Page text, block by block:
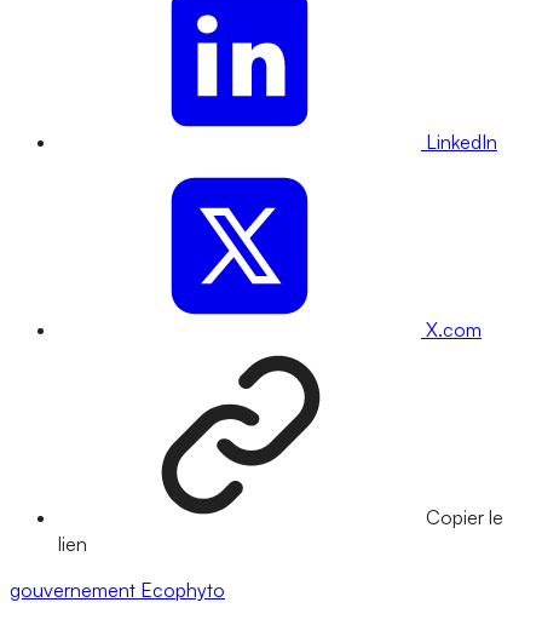
LinkedIn
X.com
Copier le
lien
gouvernement Ecophyto